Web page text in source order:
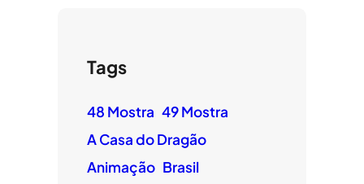
Tags
48 Mostra 49 Mostra
A Casa do Dragão
Animação Brasil